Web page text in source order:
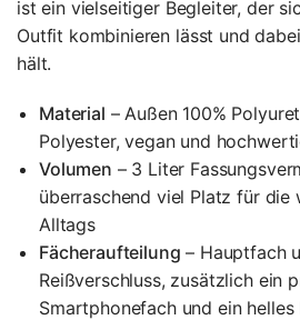
ist ein vielseitiger Begleiter, der
Outfit kombinieren lässt und
hält.
Material – Außen 100%
Polyester, vegan und
Volumen – 3 Liter
überraschend viel Platz für die
Alltags
Fächeraufteilung – Hauptfach
Reißverschluss, zusätzlich ein
Smartphonefach und ein